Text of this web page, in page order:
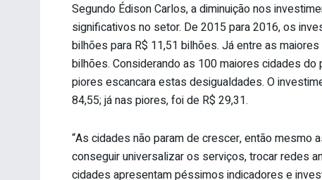
Segundo Édison Carlos, a diminuição nos
significativos no setor. De 2015 para 2016, os
bilhões para R$ 11,51 bilhões. Já entre as
bilhões. Considerando as 100 maiores cidades
piores escancara estas desigualdades. O
84,55; já nas piores, foi de R$ 29,31.
“As cidades não param de crescer, então
conseguir universalizar os serviços, trocar redes
cidades apresentam péssimos indicadores e